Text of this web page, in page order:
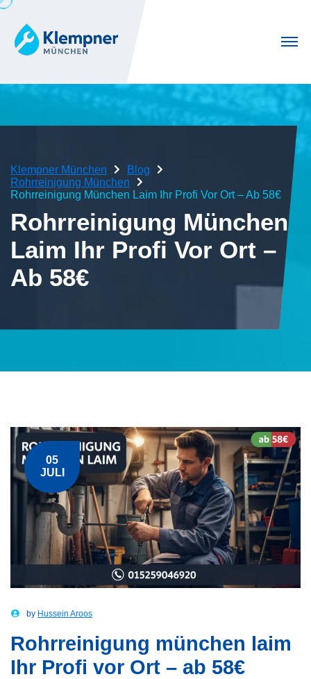
Klempner München
Blog
Rohrreinigung München
Rohrreinigung München Laim Ihr Profi Vor Ort – Ab 58€
Rohrreinigung München
Laim Ihr Profi Vor Ort –
Ab 58€
05
JULI
by Hussein Aroos
Rohrreinigung münchen laim
Ihr Profi vor Ort – ab 58€